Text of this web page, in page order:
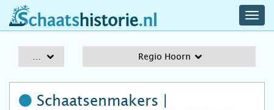
schaatshistorie.nl
Regio Hoorn
Schaatsenmakers |